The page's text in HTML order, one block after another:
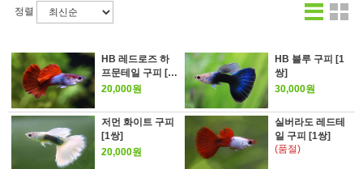
정렬
HB 레드로즈 하
프문테일 구피 [1
쌍]
20,000원
HB 블루 구피 [1
쌍]
30,000원
저먼 화이트 구피
[1쌍]
20,000원
실버라도 레드테
일 구피 [1쌍]
(품절)